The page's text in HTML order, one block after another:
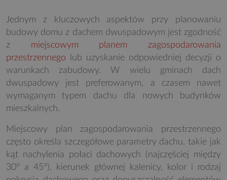
Jednym z kluczowych aspektów przy planowaniu
budowy domu z dachem dwuspadowym jest zgodność
z miejscowym planem zagospodarowania
przestrzennego lub uzyskanie odpowiedniej decyzji o
warunkach zabudowy. W wielu gminach dach
dwuspadowy jest preferowanym, a czasem nawet
wymaganym typem dachu dla nowych budynków
mieszkalnych.
Miejscowy plan zagospodarowania przestrzennego
często określa szczegółowe parametry dachu, takie jak
kąt nachylenia połaci dachowych (najczęściej między
30° a 45°), kierunek głównej kalenicy, kolor i rodzaj